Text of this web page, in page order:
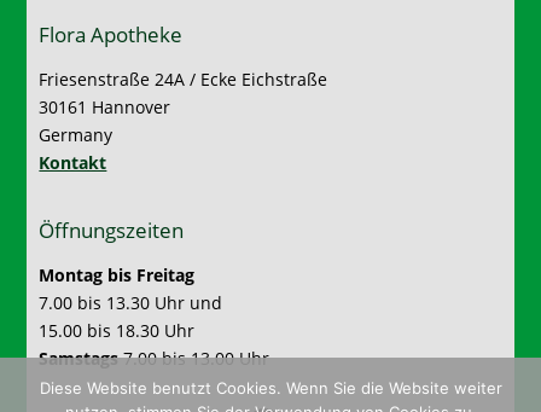
Flora Apotheke
Friesenstraße 24A / Ecke Eichstraße
30161 Hannover
Germany
Kontakt
Öffnungszeiten
Montag bis Freitag
7.00 bis 13.30 Uhr und
15.00 bis 18.30 Uhr
Samstags7.00 bis 13.00 Uhr
Diese Website benutzt Cookies. Wenn Sie die Website weiter